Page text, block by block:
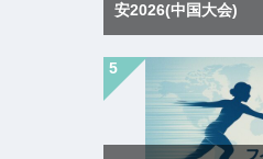
安2026(中国大会)